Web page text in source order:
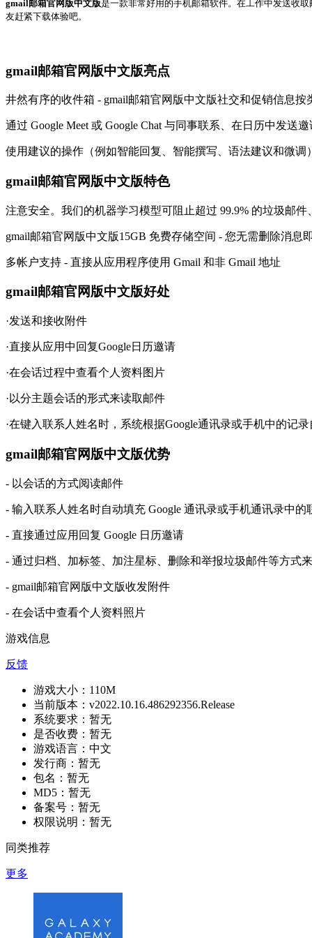
gmail邮箱官网版中文版是一款非常好用的手机邮箱软件。在工作中发送收
友赶紧下载体验吧。
gmail邮箱官网版中文版亮点
井然有序的收件箱 - gmail邮箱官网版中文版社交和促销信息
通过 Google Meet 或 Google Chat 与同事联系、在日历中发
使用建议的操作（例如智能回复、智能撰写、语法建议和微
gmail邮箱官网版中文版特色
注意安全。我们的机器学习模型可阻止超过 99.9% 的垃圾邮
gmail邮箱官网版中文版15GB 免费存储空间 - 您无需删除消息
多帐户支持 - 直接从应用程序使用 Gmail 和非 Gmail 地址
gmail邮箱官网版中文版好处
·发送和接收附件
·直接从应用中回复Google日历邀请
·在会话过程中查看个人资料图片
·以分主题会话的形式来读取邮件
·在键入联系人姓名时，系统根据Google通讯录或手机中的记
gmail邮箱官网版中文版优势
- 以会话的方式阅读邮件
- 输入联系人姓名时自动填充 Google 通讯录或手机通讯录中的
- 直接通过应用回复 Google 日历邀请
- 通过归档、加标签、加注星标、删除和举报垃圾邮件等方式
- gmail邮箱官网版中文版收发附件
- 在会话中查看个人资料照片
游戏信息
反馈
游戏大小： 110M
当前版本： v2022.10.16.486292356.Release
系统要求： 暂无
是否收费： 暂无
游戏语言： 中文
发行商： 暂无
包名： 暂无
MD5： 暂无
备案号： 暂无
权限说明： 暂无
同类推荐
更多